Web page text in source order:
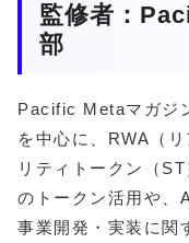
監修者：
部
Pacific Metaマガジ
を中心に、RWA（
リティトークン（
のトークン活用や、
事業開発・実装に関